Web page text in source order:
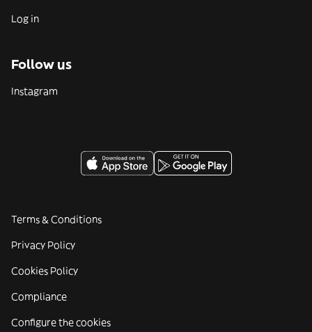
Log in
Follow us
Instagram
Terms & Conditions
Privacy Policy
Cookies Policy
Compliance
Configure the cookies